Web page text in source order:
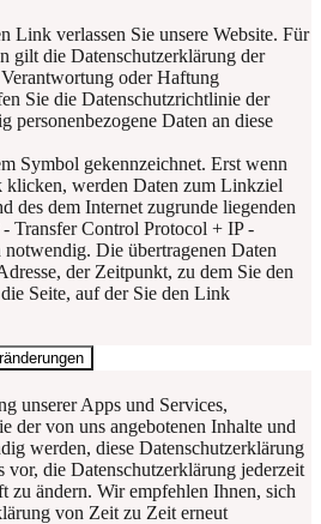
Link verlassen Sie unsere Website. Für
gilt die Datenschutzerklärung der
oder Haftung
Sie die Datenschutzrichtlinie der
personenbezogene Daten an diese
Symbol gekennzeichnet. Erst wenn
klicken, werden Daten zum Linkziel
des dem Internet zugrunde liegenden
Transfer Control Protocol + IP -
Die übertragenen Daten
der Zeitpunkt, zu dem Sie den
Seite, auf der Sie den Link
unserer Apps und Services,
der von uns angebotenen Inhalte und
werden, diese Datenschutzerklärung
vor, die Datenschutzerklärung jederzeit
ändern. Wir empfehlen Ihnen, sich
von Zeit zu Zeit erneut